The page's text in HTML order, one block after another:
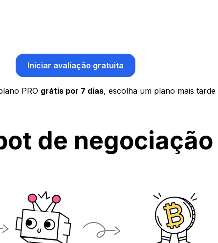
Iniciar avaliação gratuita
PRO grátis por 7 dias, escolha um plano mais tarde
de